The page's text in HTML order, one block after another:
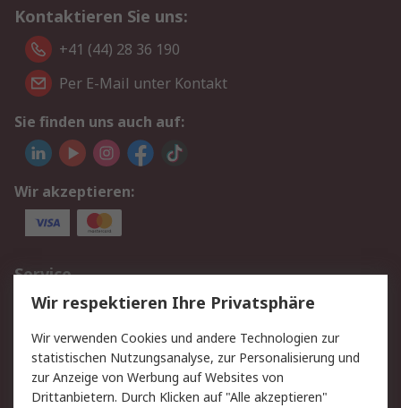
Kontaktieren Sie uns:
+41 (44) 28 36 190
Per E-Mail unter Kontakt
Sie finden uns auch auf:
Wir akzeptieren:
Service
Value Added Services
Lieferlösungen
Rücksendungen
Kontakt
Hilfe
Rechtliches
Wir respektieren Ihre Privatsphäre
Wir verwenden Cookies und andere Technologien zur
statistischen Nutzungsanalyse, zur Personalisierung und
zur Anzeige von Werbung auf Websites von
Drittanbietern. Durch Klicken auf "Alle akzeptieren"